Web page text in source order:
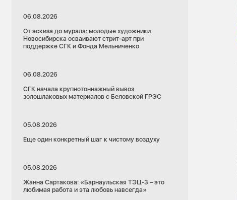
06.08.2026
От эскиза до мурала: молодые художники
Новосибирска осваивают стрит-арт при
поддержке СГК и Фонда Мельниченко
06.08.2026
СГК начала крупнотоннажный вывоз
золошлаковых материалов с Беловской ГРЭС
05.08.2026
Еще один конкретный шаг к чистому воздуху
05.08.2026
Жанна Сартакова: «Барнаульская ТЭЦ-3 – это
любимая работа и эта любовь навсегда»